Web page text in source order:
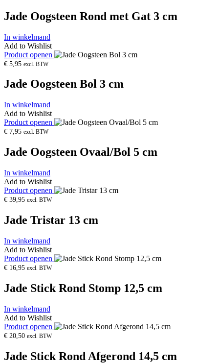
Jade Oogsteen Rond met Gat 3 cm
In winkelmand
Add to Wishlist
Product openen
€ 5,95 excl. BTW
Jade Oogsteen Bol 3 cm
In winkelmand
Add to Wishlist
Product openen
€ 7,95 excl. BTW
Jade Oogsteen Ovaal/Bol 5 cm
In winkelmand
Add to Wishlist
Product openen
€ 39,95 excl. BTW
Jade Tristar 13 cm
In winkelmand
Add to Wishlist
Product openen
€ 16,95 excl. BTW
Jade Stick Rond Stomp 12,5 cm
In winkelmand
Add to Wishlist
Product openen
€ 20,50 excl. BTW
Jade Stick Rond Afgerond 14,5 cm